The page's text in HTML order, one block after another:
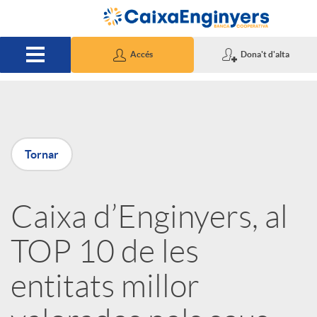
Salta al contingut principal
Accés Dona't d'alta
P
u
b
Tornar
Caixa d’Enginyers, al
TOP 10 de les
entitats millor